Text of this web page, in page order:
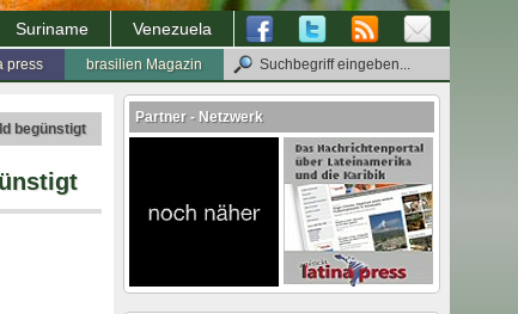
Suriname Venezuela
brasilien Magazin
press
begünstigt
Partner - Netzwerk